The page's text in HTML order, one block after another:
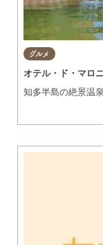
南知多町
観光・自然
遊ぶ・楽し
グルメ
オテル・ド・マロ
知多半島の絶景温